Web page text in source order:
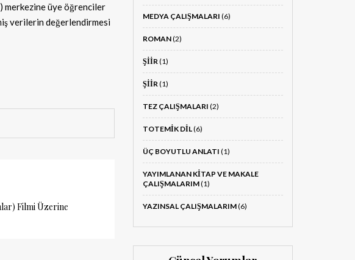
) merkezine üye öğrenciler
verilerin değerlendirmesi
Filmi Üzerine
MEDYA ÇALIŞMALARI (6)
ROMAN(2)
ŞIIR(1)
ŞIIR(1)
TEZ ÇALIŞMALARI (2)
TOTEMIK DIL(6)
ÜÇ BOYUTLU ANLATI (1)
YAYIMLANAN KITAP VE MAKALE
ÇALIŞMALARIM(1)
YAZINSAL ÇALIŞMALARIM(6)